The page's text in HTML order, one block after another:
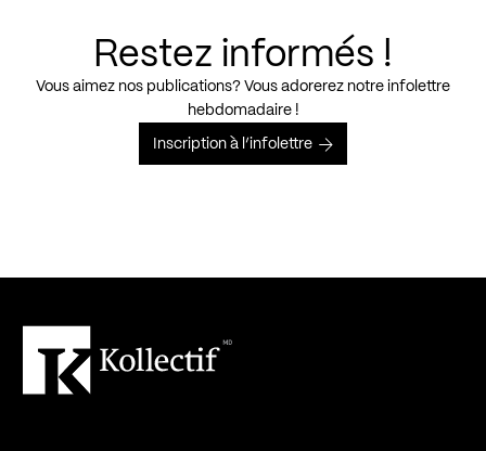
Restez informés !
Vous aimez nos publications? Vous adorerez notre infolettre
hebdomadaire !
Inscription à l’infolettre